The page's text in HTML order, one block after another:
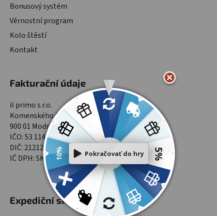
Bonusový systém
Věrnostní program
Kolo štěstí
Kontakt
Fakturační údaje
il primo s.r.o.
Komenského 1565/9
900 01 Modra
IČO: 53 114 701
DIČ: 2121299961
IČ DPH: SK2121299961
Expediční sklad